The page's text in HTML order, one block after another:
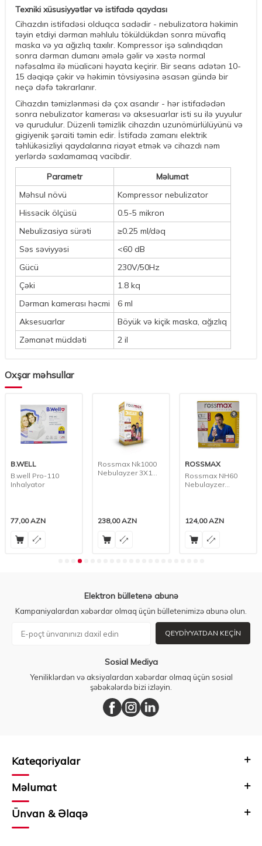
Texniki xüsusiyyətlər və istifadə qaydası
Cihazdın istifadəsi olduqca sadədir - nebulizatora həkimin
təyin etdiyi dərman məhlulu töküldükdən sonra müvafiq
maska və ya ağızlıq taxılır. Kompressor işə salındıqdan
sonra dərman dumanı əmələ gəlir və xəstə normal
nəfəsalma ilə müalicəni həyata keçirir. Bir seans adətən 10-
15 dəqiqə çəkir və həkimin tövsiyəsinə əsasən gündə bir
neçə dəfə təkrarlanır.
Cihazdın təmizlənməsi də çox asandır - hər istifadədən
sonra nebulizator kamerası və aksesuarlar isti su ilə yuyulur
və qurudulur. Düzenli təmizlik cihazdın uzunömürlülüyünü və
gigiyenik şəraiti təmin edir. İstifadə zamanı elektrik
təhlükəsizliyi qaydalarına riayət etmək və cihazdı nəm
yerlərdə saxlamamaq vacibdir.
Parametr
Məlumat
Məhsul növü
Kompressor nebulizator
Hissəcik ölçüsü
0.5-5 mikron
Nebulizasiya sürəti
≥0.25 ml/dəq
Səs səviyyəsi
<60 dB
Gücü
230V/50Hz
Çəki
1.8 kq
Dərman kamerası həcmi
6 ml
Aksesuarlar
Böyük və kiçik maska, ağızlıq
Zəmanət müddəti
2 il
Oxşar məhsullar
B.WELL
B.well Pro-110
Inhalyator
77,00AZN
Rossmax Nk1000
Nebulayzer 3X1
238,00AZN
ROSSMAX
Rossmax NH60
Nebulayzer
124,00AZN
Elektron bülletenə abunə
Kampaniyalardan xəbərdar olmaq üçün bülletenimizə abunə olun.
QEYDIYYATDAN KEÇIN
Sosial Mediya
Yeniliklərdən və aksiyalardan xəbərdar olmaq üçün sosial
şəbəkələrdə bizi izləyin.
Kateqoriyalar
Məlumat
Ünvan & Əlaqə